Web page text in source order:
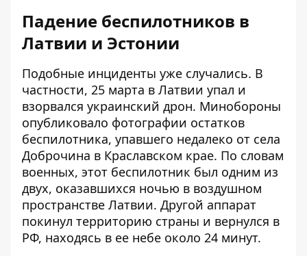
Падение беспилотников в
Латвии и Эстонии
Подобные инциденты уже случались. В
частности, 25 марта в Латвии упал и
взорвался украинский дрон. Минобороны
опубликовало фотографии остатков
беспилотника, упавшего недалеко от села
Доброчина в Краславском крае. По словам
военных, этот беспилотник был одним из
двух, оказавшихся ночью в воздушном
пространстве Латвии. Другой аппарат
покинул территорию страны и вернулся в
РФ, находясь в ее небе около 24 минут.